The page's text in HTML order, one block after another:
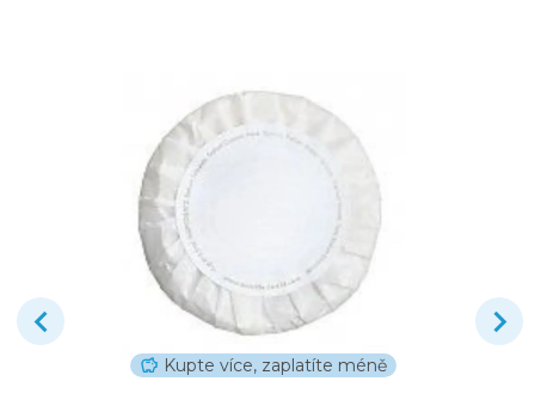
Kupte více, zaplatíte méně